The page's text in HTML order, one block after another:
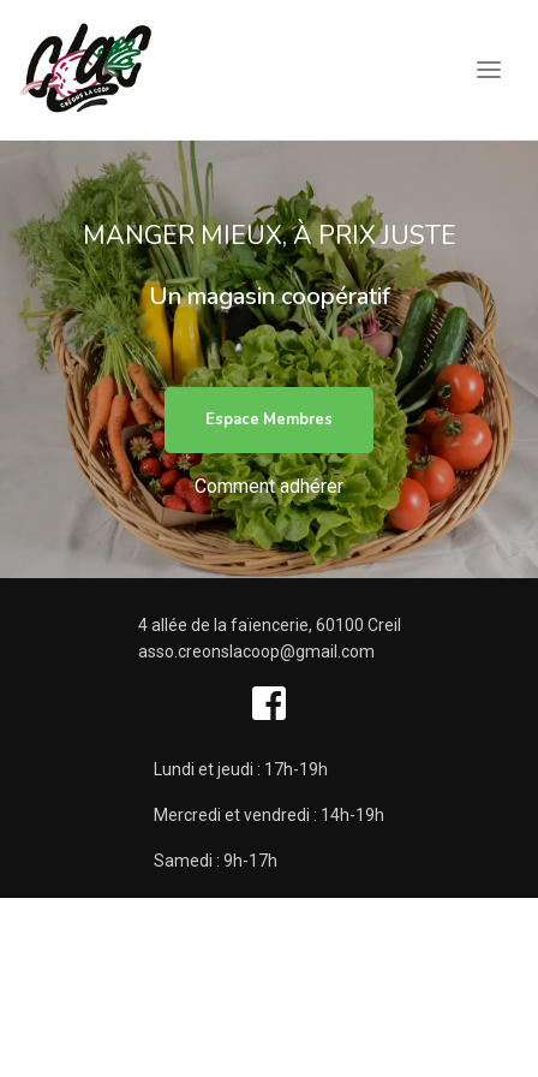
MANGER MIEUX, À PRIX JUSTE
Un magasin coopératif
Espace Membres
Comment adhérer
4 allée de la faïencerie, 60100 Creil
asso.creonslacoop@gmail.com
Lundi et jeudi : 17h-19h
Mercredi et vendredi : 14h-19h
Samedi : 9h-17h